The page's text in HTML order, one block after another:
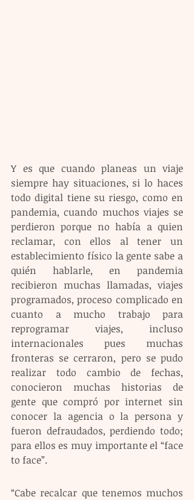
Y es que cuando planeas un viaje
siempre hay situaciones, si lo haces
todo digital tiene su riesgo, como en
pandemia, cuando muchos viajes se
perdieron porque no había a quien
reclamar, con ellos al tener un
establecimiento físico la gente sabe a
quién hablarle, en pandemia
recibieron muchas llamadas, viajes
programados, proceso complicado en
cuanto a mucho trabajo para
reprogramar viajes, incluso
internacionales pues muchas
fronteras se cerraron, pero se pudo
realizar todo cambio de fechas,
conocieron muchas historias de
gente que compró por internet sin
conocer la agencia o la persona y
fueron defraudados, perdiendo todo;
para ellos es muy importante el “face
to face”.
“Cabe recalcar que tenemos muchos